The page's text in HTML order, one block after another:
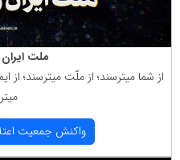
ملت ایران
از شما میترسند؛ از ملّت میترسند؛ از
واكنش جمعیت